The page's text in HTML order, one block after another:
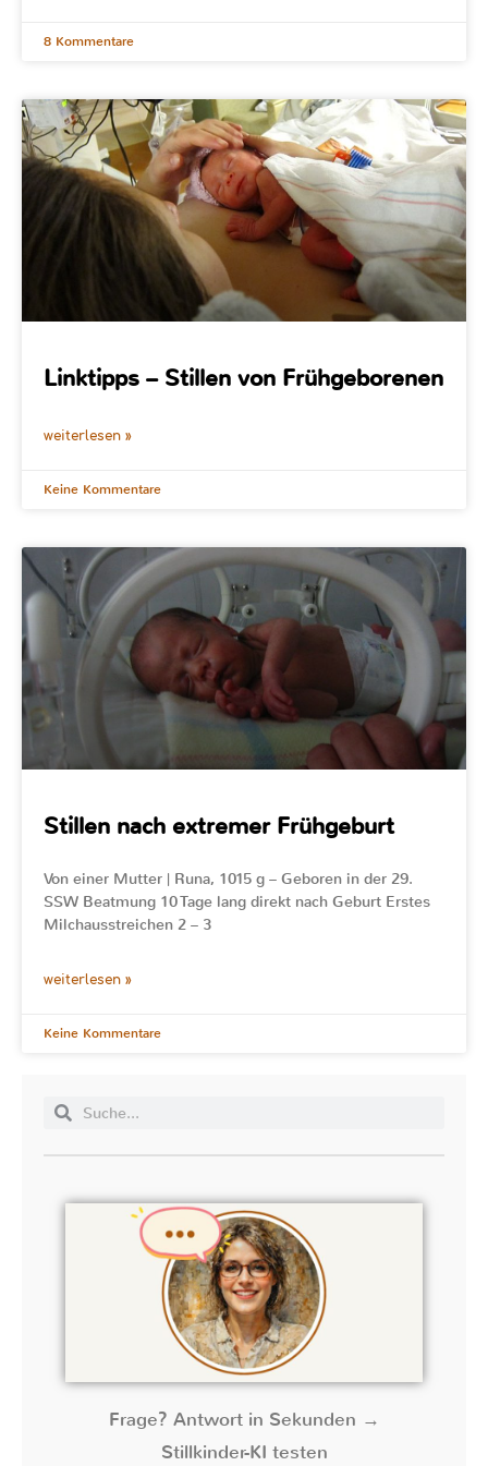
8 Kommentare
Linktipps – Stillen von Frühgeborenen
weiterlesen »
Keine Kommentare
Stillen nach extremer Frühgeburt
Von einer Mutter | Runa, 1015 g – Geboren in der 29.
SSW Beatmung 10 Tage lang direkt nach Geburt Erstes
Milchausstreichen 2 – 3
weiterlesen »
Keine Kommentare
Frage? Antwort in Sekunden →
Stillkinder-KI testen